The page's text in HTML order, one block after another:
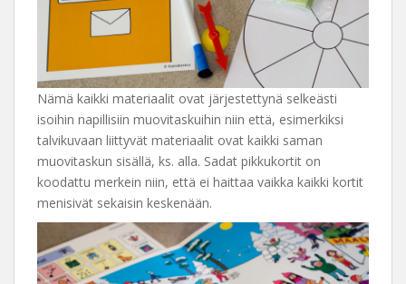
Nämä kaikki materiaalit ovat järjestettynä selkeästi
isoihin napillisiin muovitaskuihin niin että, esimerkiksi
talvikuvaan liittyvät materiaalit ovat kaikki saman
muovitaskun sisällä, ks. alla. Sadat pikkukortit on
koodattu merkein niin, että ei haittaa vaikka kaikki kortit
menisivät sekaisin keskenään.